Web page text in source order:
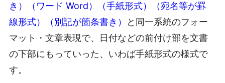
き）（ワード Word）（手紙形式）（宛名等が罫
線形式）（別記が箇条書き）
と同一系統のフォー
マット・文章表現で、日付などの前付け部を文書
の下部にもっていった、いわば手紙形式の様式で
す。